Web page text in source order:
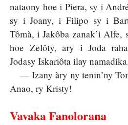
nataony hoe i Piera, sy i
sy i Joany, i Filipo sy i
Tômà, i Jakôba zanak’i Alfe,
hoe Zelôty, ary i Joda
Jodasy Iskariôta ilay
— Izany àry ny tenin’ny
Anao, ry Kristy!
Vavaka Fanolorana